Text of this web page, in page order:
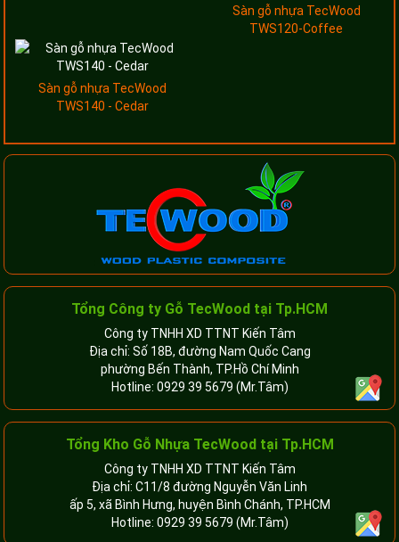
Sàn gỗ nhựa TecWood
TWS120-Coffee
Sàn gỗ nhựa TecWood
TWS140 - Cedar
Tổng Công ty Gỗ TecWood tại Tp.HCM
Công ty TNHH XD TTNT Kiến Tâm
Địa chỉ: Số 18B, đường Nam Quốc Cang
phường Bến Thành, TP.Hồ Chí Minh
Hotline: 0929 39 5679 (Mr.Tâm)
Tổng Kho Gỗ Nhựa TecWood tại Tp.HCM
Công ty TNHH XD TTNT Kiến Tâm
Địa chỉ: C11/8 đường Nguyễn Văn Linh
ấp 5, xã Bình Hưng, huyện Bình Chánh, TP.HCM
Hotline: 0929 39 5679 (Mr.Tâm)